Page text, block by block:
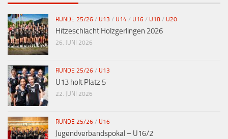
RUNDE 25/26 / U13 / U14 / U16 / U18 / U20
Hitzeschlacht Holzgerlingen 2026
26. JUNI 2026
RUNDE 25/26 / U13
U13 holt Platz 5
22. JUNI 2026
RUNDE 25/26 / U16
Jugendverbandspokal – U16/2